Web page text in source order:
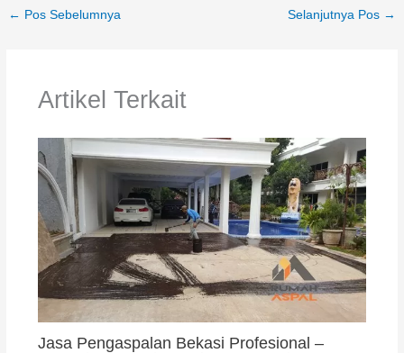
← Pos Sebelumnya Selanjutnya Pos →
Artikel Terkait
Jasa Pengaspalan Bekasi Profesional –